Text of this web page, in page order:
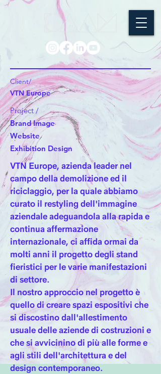
Client/
VTN Europe
Project /
Brand Image
Website
Exhibition Design
VTN Europe, azienda leader nel
campo della demolizione ed il
riciclaggio, per la quale abbiamo
curato il restyling dell'immagine
aziendale adeguandola alla rapida e
continua affermazione
internazionale, ci affida ormai da
molti anni il progetto degli stand
fieristici per le varie manifestazioni
di settore.
Il nostro approccio nel progetto è
quello di creare spazi espositivi che
si discostino dall'allestimento
usuale delle aziende di costruzioni e
che si avvicinino di più alle forme e
agli stili dell'architettura e del
design contemporaneo.